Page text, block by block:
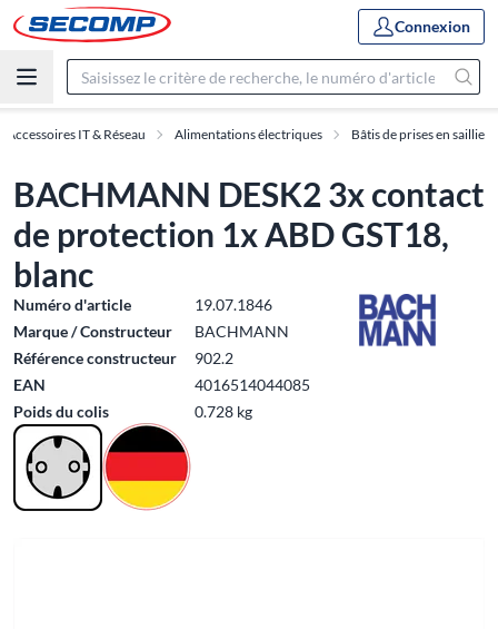
Connexion
Accessoires IT & Réseau Alimentations électriques Bâtis de prises en saillie
BACHMANN DESK2 3x contact
de protection 1x ABD GST18,
blanc
Numéro d'article
19.07.1846
Marque / Constructeur
BACHMANN
Référence constructeur
902.2
EAN
4016514044085
Poids du colis
0.728 kg